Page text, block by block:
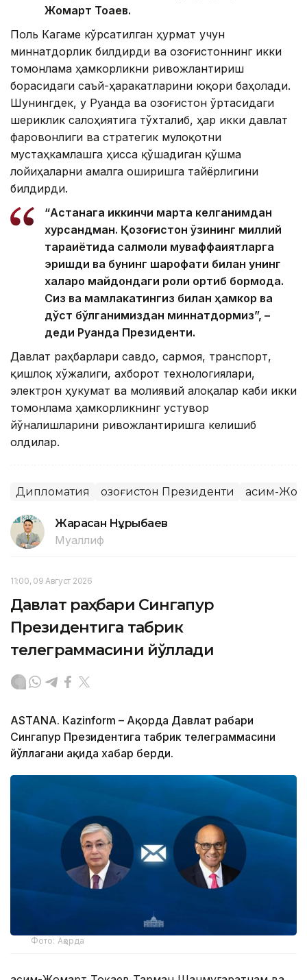
Жомарт Тоқаев.
Поль Кагаме кўрсатилган ҳурмат учун
миннатдорлик билдирди ва Қозоғистоннинг икки
томонлама ҳамкорликни ривожлантириш
борасидаги саъй-ҳаракатларини юқори баҳолади.
Шунингдек, у Руанда ва Қозоғистон ўртасидаги
шериклик салоҳиятига тўхталиб, ҳар икки давлат
фаровонлиги ва стратегик мулоқотни
мустаҳкамлашга ҳисса қўшадиган қўшма
лойиҳаларни амалга оширишга тайёрлигини
билдирди.
“Астанага иккинчи марта келганимдан
хурсандман. Қозоғистон ўзининг миллий
тараққиётида салмоқли муваффақиятларга
эришди ва бунинг шарофати билан унинг
халқаро майдондаги роли ортиб бормоқда.
Сиз ва мамлакатингиз билан ҳамкор ва
дўст бўлганимиздан миннатдормиз”, –
деди Руанда Президенти.
Давлат раҳбарлари савдо, сармоя, транспорт,
қишлоқ хўжалиги, ахборот технологиялари,
электрон ҳукумат ва молиявий алоқалар каби икки
томонлама ҳамкорликнинг устувор
йўналишларини ривожлантиришга келишиб
олдилар.
Дипломатия Қозоғистон Президенти Қасим-
Жарасқан Нұрыбаев
Муаллиф
11:00, 09 Август 2026
Давлат раҳбари Сингапур
Президентига табрик
телеграммасини йўллади
ASTANА. Кazinform – Ақорда Давлат раҳбари
Сингапур Президентига табрик телеграммасини
йўллагани ҳақида хабар берди.
Фото: Ақорда